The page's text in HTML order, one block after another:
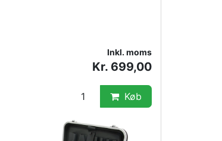
Inkl. moms
Kr. 699,00
Køb